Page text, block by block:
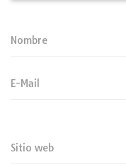
Nombre
E-Mail
Sitio web